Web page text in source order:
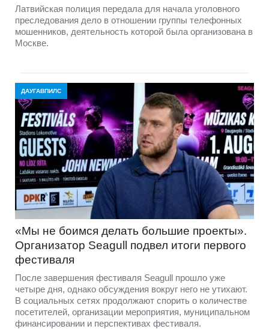
Латвийская полиция передала для начала уголовного
преследования дело в отношении группы телефонных
мошенников, деятельность которой была организована в
Москве.
ДАУГАВПИЛС
«Мы не боимся делать большие проекты».
Организатор Seagull подвел итоги первого
фестиваля
После завершения фестиваля Seagull прошло уже
четыре дня, однако обсуждения вокруг него не утихают.
В социальных сетях продолжают спорить о количестве
посетителей, организации мероприятия, муниципальном
финансировании и перспективах фестиваля.